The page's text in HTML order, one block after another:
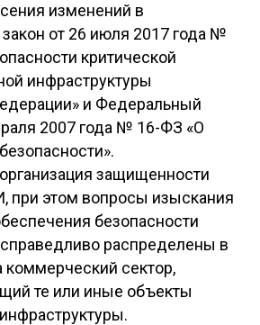
изменений в
от 26 июля 2017 года №
критической
инфраструктуры
и Федеральный
2007 года № 16-ФЗ «О
защищенности
этом вопросы изыскания
безопасности
распределены в
коммерческий сектор,
те или иные объекты